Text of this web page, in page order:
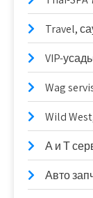
Travel,
VIP-
Wag
Wild
А и Т
Авто